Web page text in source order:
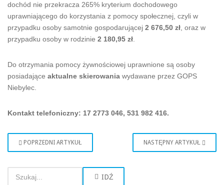
dochód nie przekracza 265% kryterium dochodowego
uprawniającego do korzystania z pomocy społecznej, czyli w
przypadku osoby samotnie gospodarującej 2 676,50 zł , oraz w
przypadku osoby w rodzinie 2 180,95 zł
Do otrzymania pomocy żywnościowej uprawnione są osoby
posiadające aktualne skierowania wydawane przez GOPS
Niebylec.
Kontakt telefoniczny: 17 2773 046, 531 982 416.
POPRZEDNI ARTYKUŁ NASTĘPNY ARTYKUŁ
IDŹ